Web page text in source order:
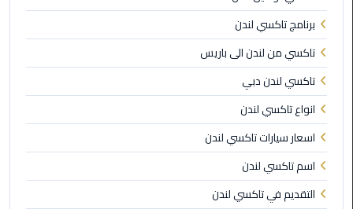
لاين
ليموزين
الشروق
ليموزين
مدينتي
ليموزين
الرحاب
برنامج تاكسي لندن
تاكسي من لندن الى باريس
تاكسي لندن دبي
انواع تاكسي لندن
اسعار سيارات تاكسي لندن
اسم تاكسي لندن
التقديم في تاكسي لندن